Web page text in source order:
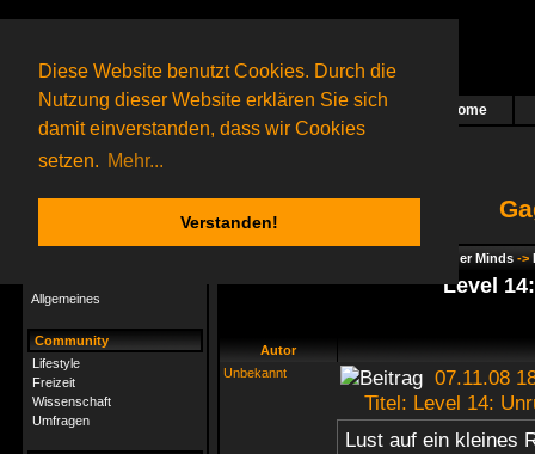
Diese Website benutzt Cookies. Durch die
Nutzung dieser Website erklären Sie sich
damit einverstanden, dass wir Cookies
setzen. Mehr...
Verstanden!
Das nächste Rätsel ist in Arbeit Home
16 Gagolganeronline(0 registrierte und 16 Gäste)
Gagolganer:
9732Rätsel online:
Allgemeines
Community
Lifestyle
Freizeit
Wissenschaft
Umfragen
Gagolga - Wider Minds ->
Level
Autor
Unbekannt
07.11.08
Titel: Level 14:
Lust auf ein kleines